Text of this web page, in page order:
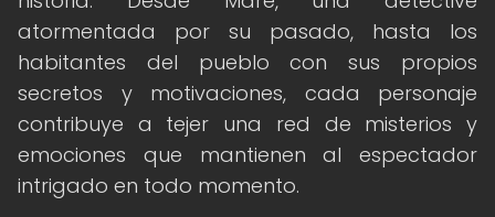
atormentada por su pasado, hasta los
habitantes del pueblo con sus propios
secretos y motivaciones, cada personaje
contribuye a tejer una red de misterios y
emociones que mantienen al espectador
intrigado en todo momento.